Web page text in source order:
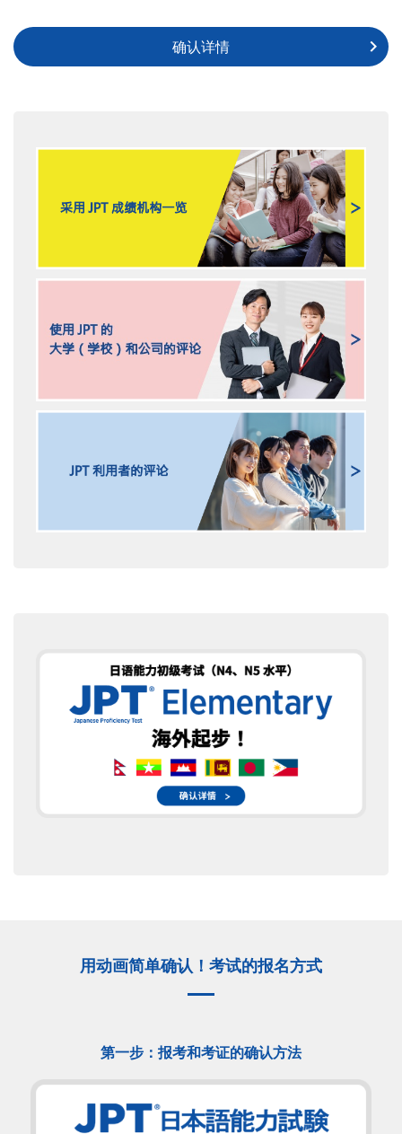
确认详情
用动画简单确认！考试的报名方式
第一步：报考和考证的确认方法